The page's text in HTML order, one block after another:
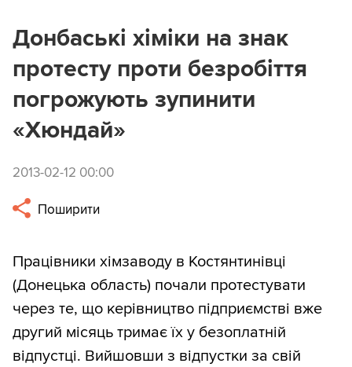
Донбаські хіміки на знак
протесту проти безробіття
погрожують зупинити
«Хюндай»
2013-02-12 00:00
Поширити
Працівники хімзаводу в Костянтинівці
(Донецька область) почали протестувати
через те, що керівництво підприємстві вже
другий місяць тримає їх у безоплатній
відпустці. Вийшовши з відпустки за свій